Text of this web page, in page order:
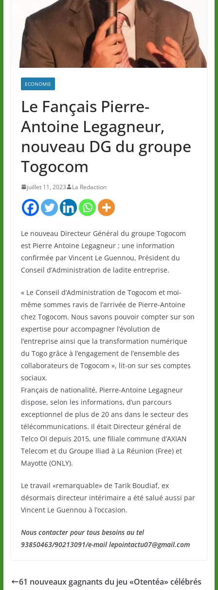
ECONOMIE
Le Fançais Pierre-
Antoine Legagneur,
nouveau DG du groupe
Togocom
juillet 11, 2023 La Redaction
Le nouveau Directeur Général du groupe Togocom
est Pierre Antoine Legagneur ; une information
confirmée par Vincent Le Guennou, Président du
Conseil d’Administration de ladite entreprise.
« Le Conseil d’Administration de Togocom et moi-
même sommes ravis de l’arrivée de Pierre-Antoine
chez Togocom. Nous savons pouvoir compter sur son
expertise pour accompagner l’évolution de
l’entreprise ainsi que la transformation numérique
du Togo grâce à l’engagement de l’ensemble des
collaborateurs de Togocom », lit-on sur ses comptes
sociaux.
Français de nationalité, Pierre-Antoine Legagneur
dispose, selon les informations, d’un parcours
exceptionnel de plus de 20 ans dans le secteur des
télécommunications. Il était Directeur général de
Telco OI depuis 2015, une filiale commune d’AXIAN
Telecom et du Groupe Iliad à La Réunion (Free) et
Mayotte (ONLY).
Le travail «remarquable» de Tarik Boudiaf, ex
désormais directeur intérimaire a été salué aussi par
Vincent Le Guennou à l’occasion.
Nous contacter pour tous besoins au tel
93850463/90213091/e-mail lepointactu07@gmail.com
61 nouveaux gagnants du jeu «Otentéa» célébrés